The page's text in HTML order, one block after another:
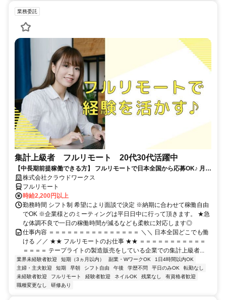
業務委託
集計上級者 フルリモート 20代30代活躍中
【中長期前提稼働できる方】 フルリモートで日本全国から応募OK♪ 月稼
働60時間で安定収入！
株式会社クラウドワークス
フルリモート
時給2,200円以上
勤務時間 シフト制 希望により面談で決定 ※納期に合わせて稼働自由
でOK ※企業様とのミーティングは平日日中に行って頂きます。 ★急
な体調不良で一日の稼働時間が減るなども柔軟に対応します◎
仕事内容 ＝＝＝＝＝＝＝＝＝＝＝＝＝＝＝ ＼＼ 日本全国どこでも働
ける ／／ ★★ フルリモートのお仕事 ★★ ＝＝＝＝＝＝＝＝＝＝＝
＝＝＝＝ テープライトの製造販売をしている企業での集計上級者...
業界未経験者歓迎 短期（3ヵ月以内） 副業・WワークOK
1日4時間以内OK
主婦・主夫歓迎
短期 早朝 シフト自由 午後 学歴不問 平日のみOK
転勤なし
未経験者歓迎
フルリモート 経験者歓迎 ネイルOK 残業なし
有資格者歓迎
職種変更なし
研修あり